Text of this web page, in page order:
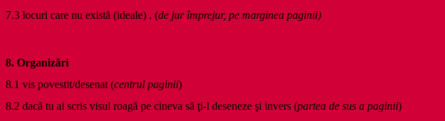
7.3 locuri care nu există (ideale) . (de jur împrejur, pe marginea paginii)
8. Organizări
8.1 vis povestit/desenat (centrul paginii)
8.2 dacă tu ai scris visul roagă pe cineva să ţi-l deseneze şi invers (partea de sus a paginii)